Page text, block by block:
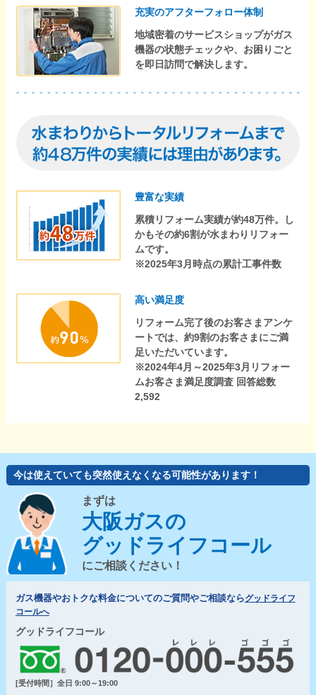
充実のアフターフォロー体制
地域密着のサービスショップがガス
機器の状態チェックや、お困りごと
を即日訪問で解決します。
豊富な実績
累積リフォーム実績が約48万件。し
かもその約6割が水まわりリフォー
ムです。
※2025年3月時点の累計工事件数
高い満足度
リフォーム完了後のお客さまアンケ
ートでは、約9割のお客さまにご満
足いただいています。
※2024年4月～2025年3月リフォー
ムお客さま満足度調査 回答総数
2,592
今は使えていても突然使えなくなる可能性があります！
まずは
大阪ガスの
グッドライフコール
にご相談ください！
ガス機器やおトクな料金についてのご質問やご相談ならグッドライフ
コールへ
グッドライフコール
[受付時間］全日 9:00～19:00